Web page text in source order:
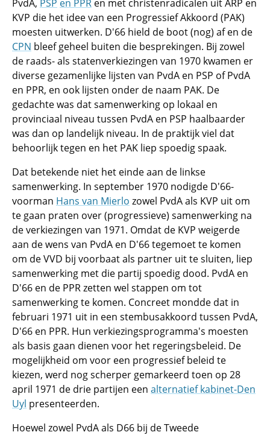
PvdA, PSP en PPR en met christenradicalen uit ARP en
KVP die het idee van een Progressief Akkoord (PAK)
moesten uitwerken. D'66 hield de boot (nog) af en de
CPN bleef geheel buiten die besprekingen. Bij zowel
de raads- als statenverkiezingen van 1970 kwamen er
diverse gezamenlijke lijsten van PvdA en PSP of PvdA
en PPR, en ook lijsten onder de naam PAK. De
gedachte was dat samenwerking op lokaal en
provinciaal niveau tussen PvdA en PSP haalbaarder
was dan op landelijk niveau. In de praktijk viel dat
behoorlijk tegen en het PAK liep spoedig spaak.
Dat betekende niet het einde aan de linkse
samenwerking. In september 1970 nodigde D'66-
voorman Hans van Mierlo zowel PvdA als KVP uit om
te gaan praten over (progressieve) samenwerking na
de verkiezingen van 1971. Omdat de KVP weigerde
aan de wens van PvdA en D'66 tegemoet te komen
om de VVD bij voorbaat als partner uit te sluiten, liep
samenwerking met die partij spoedig dood. PvdA en
D'66 en de PPR zetten wel stappen om tot
samenwerking te komen. Concreet mondde dat in
februari 1971 uit in een stembusakkoord tussen PvdA,
D'66 en PPR. Hun verkiezingsprogramma's moesten
als basis gaan dienen voor het regeringsbeleid. De
mogelijkheid om voor een progressief beleid te
kiezen, werd nog scherper gemarkeerd toen op 28
april 1971 de drie partijen een alternatief kabinet-Den
Uyl presenteerden.
Hoewel zowel PvdA als D66 bij de Tweede